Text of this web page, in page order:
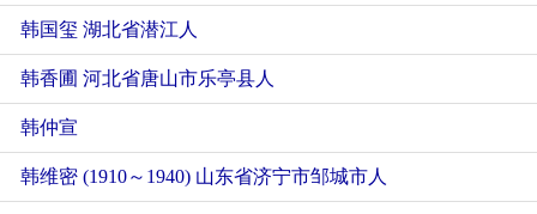
韩国玺 湖北省潜江人
韩香圃 河北省唐山市乐亭县人
韩仲宣
韩维密 (1910～1940) 山东省济宁市邹城市人